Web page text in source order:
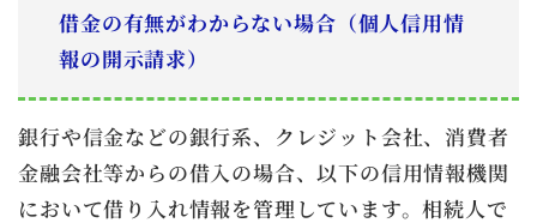
借金の有無がわからない場合（個人信用情
報の開示請求）
銀行や信金などの銀行系、クレジット会社、消費者
金融会社等からの借入の場合、以下の信用情報機関
において借り入れ情報を管理しています。相続人で